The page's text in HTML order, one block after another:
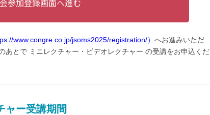
www.congre.co.jp/jsoms2025/registration/） へお進みいただ
あとで ミニレクチャー・ビデオレクチャー の受講をお申込くだ
ャー受講期間